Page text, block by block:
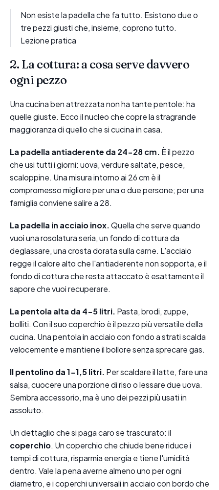
Non esiste la padella che fa tutto. Esistono due o
tre pezzi giusti che, insieme, coprono tutto.
Lezione pratica
2. La cottura: a cosa serve davvero
ogni pezzo
Una cucina ben attrezzata non ha tante pentole: ha
quelle giuste. Ecco il nucleo che copre la stragrande
maggioranza di quello che si cucina in casa.
La padella antiaderente da 24-28 cm. È il pezzo
che usi tutti i giorni: uova, verdure saltate, pesce,
scaloppine. Una misura intorno ai 26 cm è il
compromesso migliore per una o due persone; per una
famiglia conviene salire a 28.
La padella in acciaio inox.Quella che serve quando
vuoi una rosolatura seria, un fondo di cottura da
deglassare, una crosta dorata sulla carne. L'acciaio
regge il calore alto che l'antiaderente non sopporta, e il
fondo di cottura che resta attaccato è esattamente il
sapore che vuoi recuperare.
La pentola alta da 4-5 litri. Pasta, brodi, zuppe,
bolliti. Con il suo coperchio è il pezzo più versatile della
cucina. Una pentola in acciaio con fondo a strati scalda
velocemente e mantiene il bollore senza sprecare gas.
Il pentolino da 1-1,5 litri. Per scaldare il latte, fare una
salsa, cuocere una porzione di riso o lessare due uova.
Sembra accessorio, ma è uno dei pezzi più usati in
assoluto.
Un dettaglio che si paga caro se trascurato: il
coperchio. Un coperchio che chiude bene riduce i
tempi di cottura, risparmia energia e tiene l'umidità
dentro. Vale la pena averne almeno uno per ogni
diametro, e i coperchi universali in acciaio con bordo che